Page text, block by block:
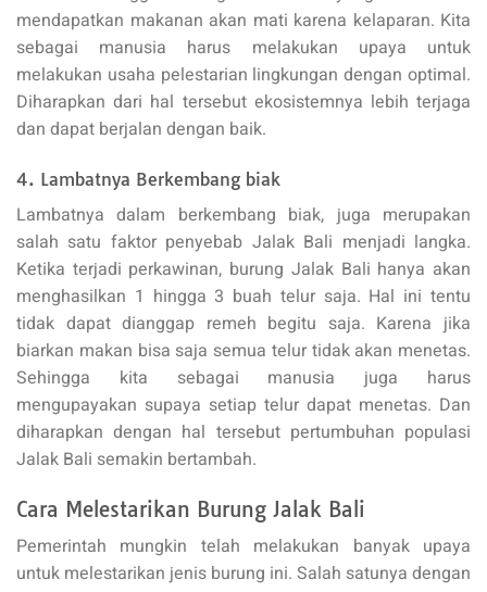
mendapatkan makanan akan mati karena kelaparan. Kita
sebagai manusia harus melakukan upaya untuk
melakukan usaha pelestarian lingkungan dengan optimal.
Diharapkan dari hal tersebut ekosistemnya lebih terjaga
dan dapat berjalan dengan baik.
4. Lambatnya Berkembang biak
Lambatnya dalam berkembang biak, juga merupakan
salah satu faktor penyebab Jalak Bali menjadi langka.
Ketika terjadi perkawinan, burung Jalak Bali hanya akan
menghasilkan 1 hingga 3 buah telur saja. Hal ini tentu
tidak dapat dianggap remeh begitu saja. Karena jika
biarkan makan bisa saja semua telur tidak akan menetas.
Sehingga kita sebagai manusia juga harus
mengupayakan supaya setiap telur dapat menetas. Dan
diharapkan dengan hal tersebut pertumbuhan populasi
Jalak Bali semakin bertambah.
Cara Melestarikan Burung Jalak Bali
Pemerintah mungkin telah melakukan banyak upaya
untuk melestarikan jenis burung ini. Salah satunya dengan